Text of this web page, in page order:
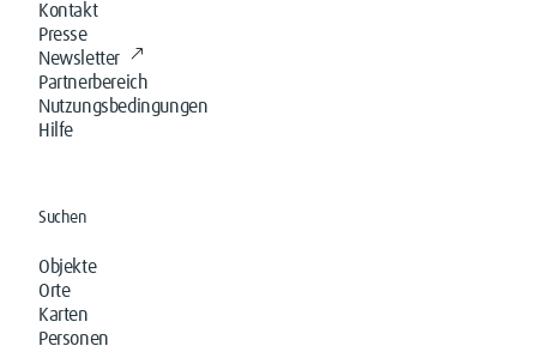
Kontakt
Presse
Newsletter
Partnerbereich
Nutzungsbedingungen
Hilfe
Suchen
Objekte
Orte
Karten
Personen